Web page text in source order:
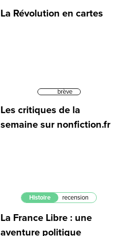
La Révolution en cartes
brève
Les critiques de la
semaine sur nonfiction.fr
Histoire recension
La France Libre : une
aventure politique